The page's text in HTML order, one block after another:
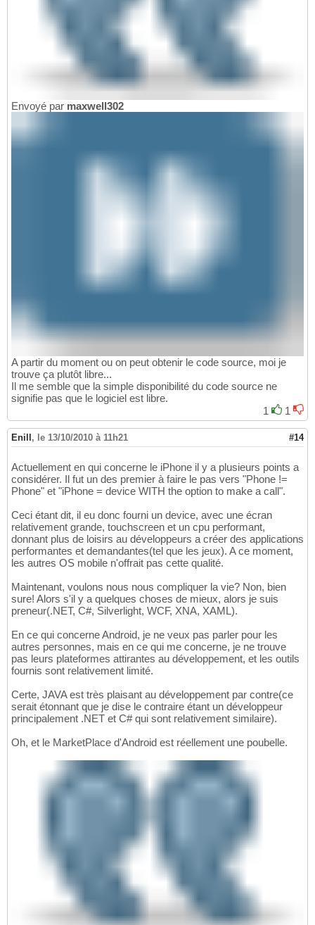
Envoyé par maxwell302
A partir du moment ou on peut obtenir le code source, moi je
trouve ça plutôt libre...
Il me semble que la simple disponibilité du code source ne
signifie pas que le logiciel est libre.
1
1
Enill, le 13/10/2010 à 11h21 #14
Actuellement en qui concerne le iPhone il y a plusieurs points a
considérer. Il fut un des premier à faire le pas vers "Phone !=
Phone" et "iPhone = device WITH the option to make a call".
Ceci étant dit, il eu donc fourni un device, avec une écran
relativement grande, touchscreen et un cpu performant,
donnant plus de loisirs au développeurs a créer des applications
performantes et demandantes(tel que les jeux). A ce moment,
les autres OS mobile n'offrait pas cette qualité.
Maintenant, voulons nous nous compliquer la vie? Non, bien
sure! Alors s'il y a quelques choses de mieux, alors je suis
preneur(.NET, C#, Silverlight, WCF, XNA, XAML).
En ce qui concerne Android, je ne veux pas parler pour les
autres personnes, mais en ce qui me concerne, je ne trouve
pas leurs plateformes attirantes au développement, et les outils
fournis sont relativement limité.
Certe, JAVA est très plaisant au développement par contre(ce
serait étonnant que je dise le contraire étant un développeur
principalement .NET et C# qui sont relativement similaire).
Oh, et le MarketPlace d'Android est réellement une poubelle.